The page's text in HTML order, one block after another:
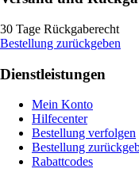
30 Tage Rückgaberecht
Bestellung zurückgeben
Dienstleistungen
Mein Konto
Hilfecenter
Bestellung verfolgen
Bestellung
Rabattcodes